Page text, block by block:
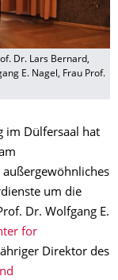
Dr. Lars Bernard,
E. Nagel, Frau Prof.
im Dülfersaal hat
um die
Dr. Wolfgang E.
for
Direktor des